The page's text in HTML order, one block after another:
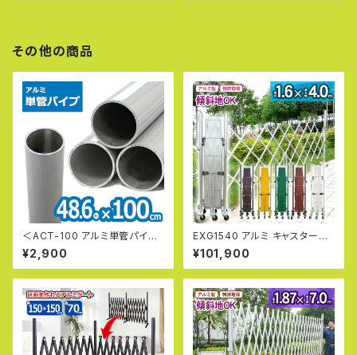
その他の商品
＜ACT-100 アルミ単管パイプ
48.6パイ×100cm＞48.6Φ 肉
厚2〜2.3mm 軽いアルミ製単
管パイプ ガーデン パイプ DIY
グ 家庭菜園 太陽光発電 クラン
プ 単管パイプ ジョイント タンカ
ン
¥2,900
EXG1540 アルミ キャスターゲ
ート W4.0m×H1.6m 門扉 ラテ
ィス フェンス クロスゲート 仮設
工業会月刊誌に掲載
¥101,900